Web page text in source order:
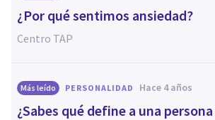
¿Por qué sentimos ansiedad?
Centro TAP
Más leído PERSONALIDAD hace 4 años
¿Sabes qué define a una